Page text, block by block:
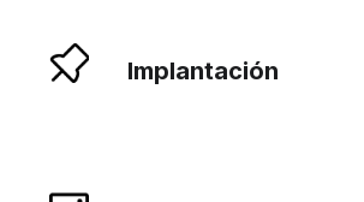
Implantación